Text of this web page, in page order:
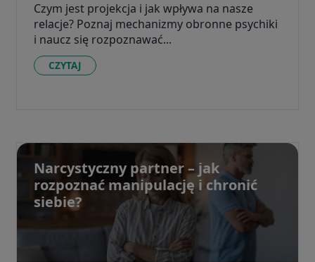
Czym jest projekcja i jak wpływa na nasze
relacje? Poznaj mechanizmy obronne psychiki
i naucz się rozpoznawać...
CZYTAJ
Narcystyczny partner – jak
rozpoznać manipulację i chronić
siebie?